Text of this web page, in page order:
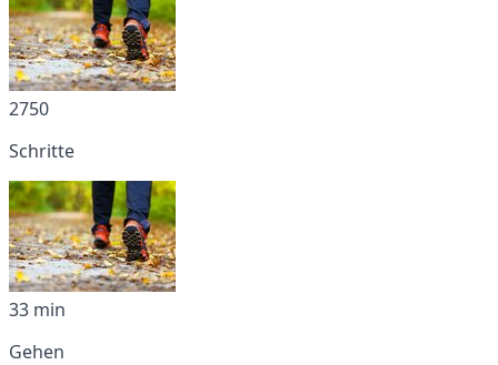
2750
Schritte
33 min
Gehen